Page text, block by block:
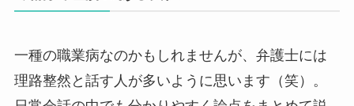
一種の職業病なのかもしれませんが、弁護士には
理路整然と話す人が多いように思います（笑）。